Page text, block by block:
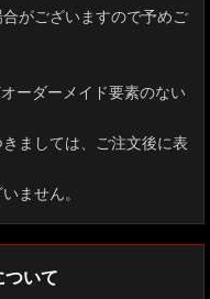
ファイア
ァード
ァイア
ード
ノア/ヴォクシー
がございますので予めご
ーダーメイド要素のない
ましては、ご注文後に表
ません。
いて